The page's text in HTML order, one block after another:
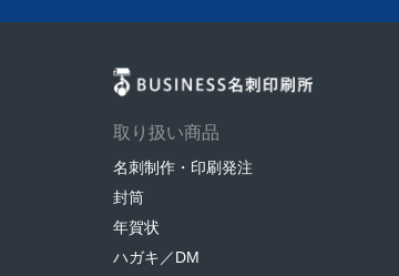
取り扱い商品
名刺制作・印刷発注
封筒
年賀状
ハガキ／DM